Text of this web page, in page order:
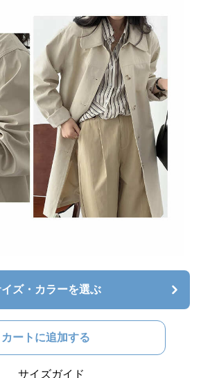
ズ・カラーを選ぶ
カートに追加する